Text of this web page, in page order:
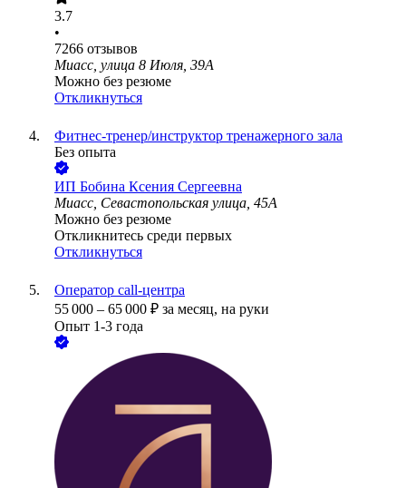
3.7
•
7266 отзывов
Миасс, улица 8 Июля, 39А
Можно без резюме
Откликнуться
Фитнес-тренер/инструктор тренажерного зала
Без опыта
ИП Бобина Ксения Сергеевна
Миасс, Севастопольская улица, 45А
Можно без резюме
Откликнитесь среди первых
Откликнуться
Оператор call-центра
55 000 – 65 000 ₽ за месяц, на руки
Опыт 1-3 года